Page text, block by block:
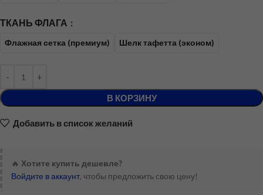
ТКАНЬ ФЛАГА
Флажная сетка (премиум) Шелк тафетта (эконом)
В КОРЗИНУ
Добавить в список желаний
🔥 Хотите купить дешевле?
Войдите в аккаунт, чтобы предложить свою цену!